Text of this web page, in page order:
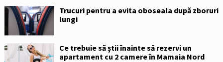
Trucuri pentru a evita oboseala după zboruri
lungi
Ce trebuie să știi înainte să rezervi un
apartament cu 2 camere în Mamaia Nord